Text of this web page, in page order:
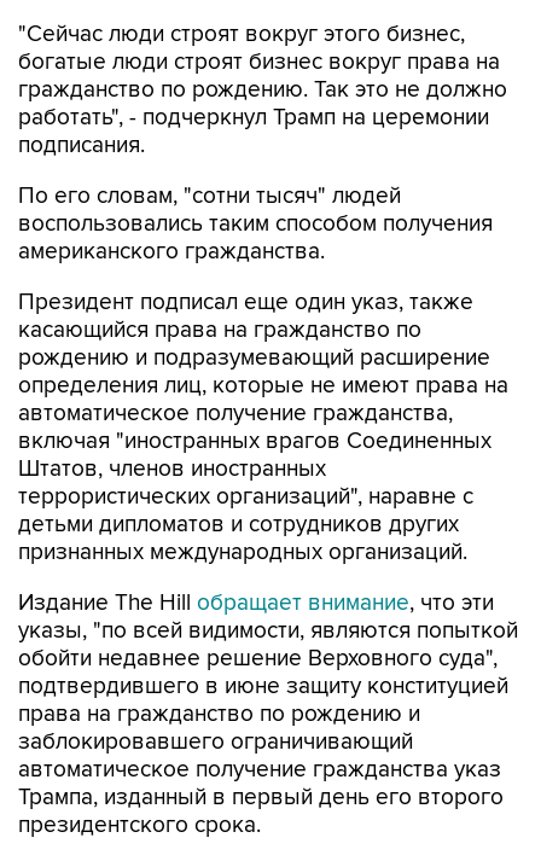
"Сейчас люди строят вокруг этого бизнес,
богатые люди строят бизнес вокруг права на
гражданство по рождению. Так это не должно
работать", - подчеркнул Трамп на церемонии
подписания.
По его словам, "сотни тысяч" людей
воспользовались таким способом получения
американского гражданства.
Президент подписал еще один указ, также
касающийся права на гражданство по
рождению и подразумевающий расширение
определения лиц, которые не имеют права на
автоматическое получение гражданства,
включая "иностранных врагов Соединенных
Штатов, членов иностранных
террористических организаций", наравне с
детьми дипломатов и сотрудников других
признанных международных организаций.
Издание The Hill обращает внимание, что эти
указы, "по всей видимости, являются попыткой
обойти недавнее решение Верховного суда",
подтвердившего в июне защиту конституцией
права на гражданство по рождению и
заблокировавшего ограничивающий
автоматическое получение гражданства указ
Трампа, изданный в первый день его второго
президентского срока.